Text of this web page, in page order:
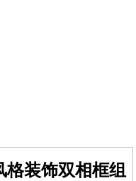
格装饰双相框组